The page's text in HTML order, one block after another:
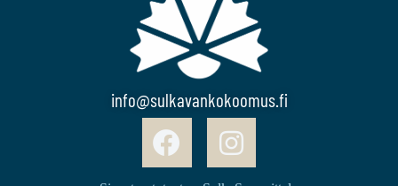
info@sulkavankokoomus.fi